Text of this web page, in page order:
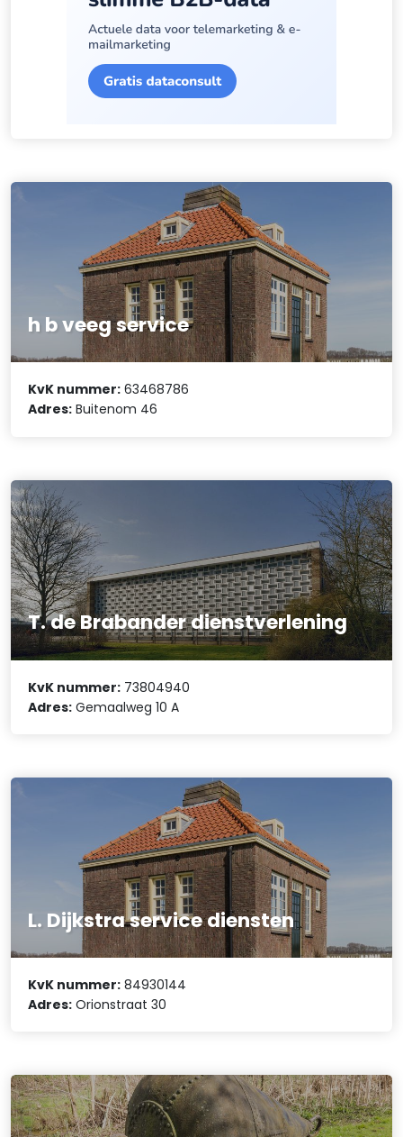
h b veeg service
KvK nummer: 63468786
Adres: Buitenom 46
T. de Brabander dienstverlening
KvK nummer: 73804940
Adres: Gemaalweg 10 A
L. Dijkstra service diensten
KvK nummer: 84930144
Adres: Orionstraat 30